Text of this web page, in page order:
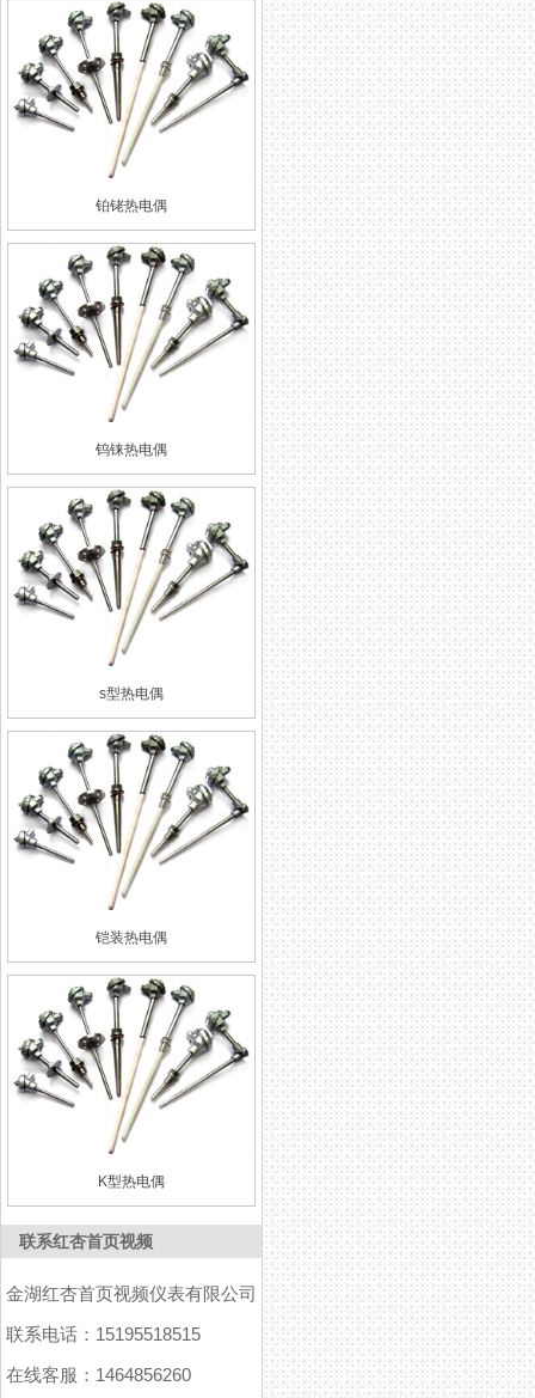
铂铑热电偶
钨铼热电偶
s型热电偶
铠装热电偶
K型热电偶
联系红杏首页视频
金湖红杏首页视频仪表有限公司
联系电话：15195518515
在线客服：1464856260